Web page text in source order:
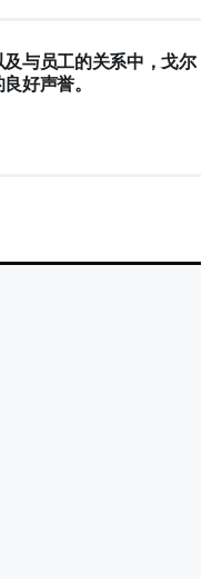
与员工的关系中，戈尔
好声誉。